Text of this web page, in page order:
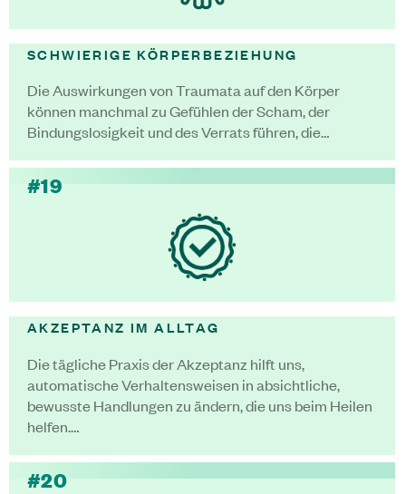
SCHWIERIGE KÖRPERBEZIEHUNG
Die Auswirkungen von Traumata auf den Körper
können manchmal zu Gefühlen der Scham, der
Bindungslosigkeit und des Verrats führen, die…
#19
AKZEPTANZ IM ALLTAG
Die tägliche Praxis der Akzeptanz hilft uns,
automatische Verhaltensweisen in absichtliche,
bewusste Handlungen zu ändern, die uns beim Heilen
helfen.…
#20